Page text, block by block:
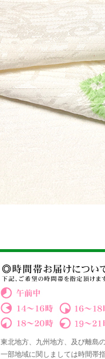
東北地方、九州地方、及び離島
一部地域に関しましては時間帯